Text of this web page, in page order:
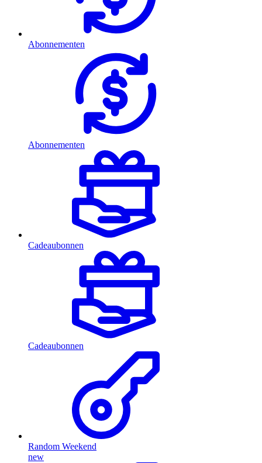
Abonnementen
Abonnementen
Cadeaubonnen
Cadeaubonnen
Random Weekend
new